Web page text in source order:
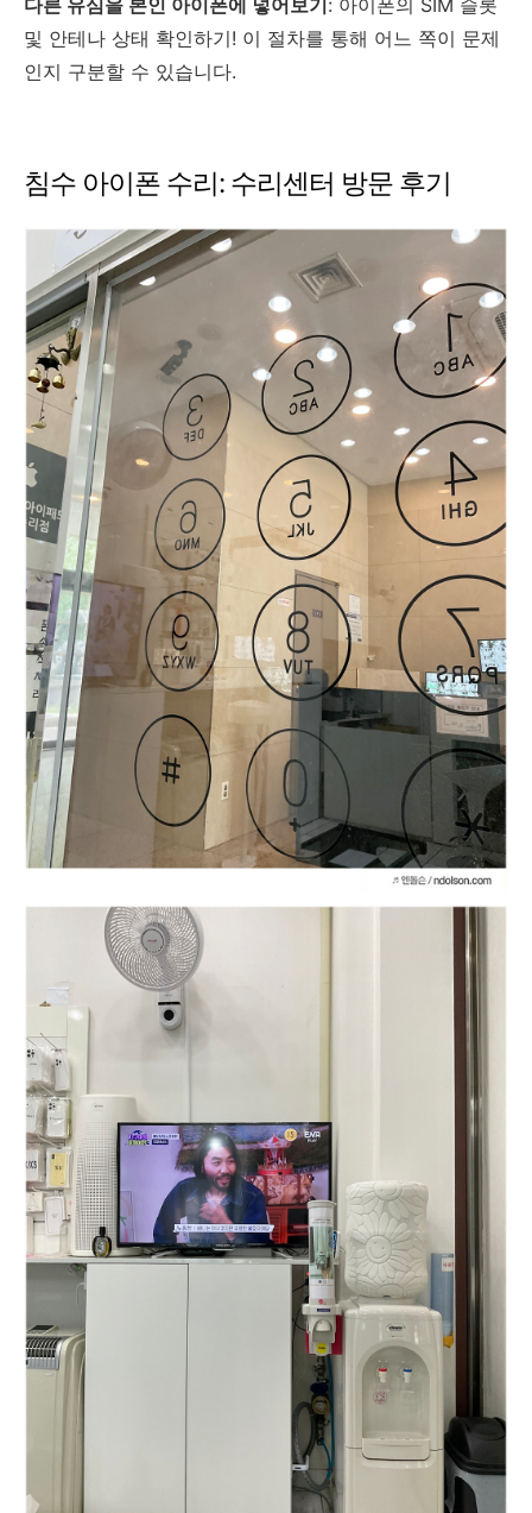
다른 유심을 본인 아이폰에 넣어보기: 아이폰의 SIM 슬롯
및 안테나 상태 확인하기! 이 절차를 통해 어느 쪽이 문제
인지 구분할 수 있습니다.
침수 아이폰 수리: 수리센터 방문 후기